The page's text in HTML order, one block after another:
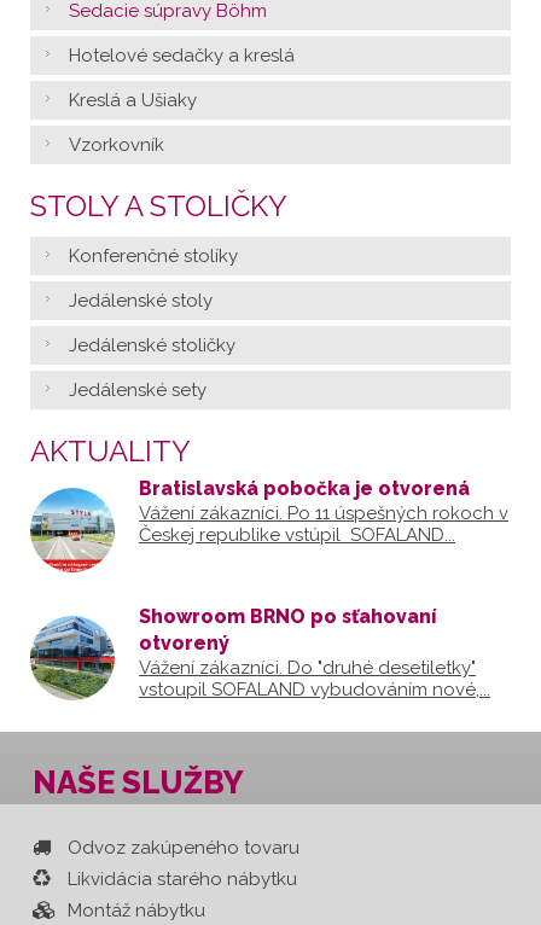
Sedacie súpravy Böhm
Hotelové sedačky a kreslá
Kreslá a Ušiaky
Vzorkovník
STOLY A STOLIČKY
Konferenčné stolíky
Jedálenské stoly
Jedálenské stoličky
Jedálenské sety
AKTUALITY
Bratislavská pobočka je otvorená
Vážení zákazníci. Po 11 úspešných rokoch v
Českej republike vstúpil SOFALAND...
Showroom BRNO po sťahovaní
otvorený
Vážení zákazníci. Do "druhé desetiletky"
vstoupil SOFALAND vybudováním nové,...
NAŠE SLUŽBY
Odvoz zakúpeného tovaru
Likvidácia starého nábytku
Montáž nábytku